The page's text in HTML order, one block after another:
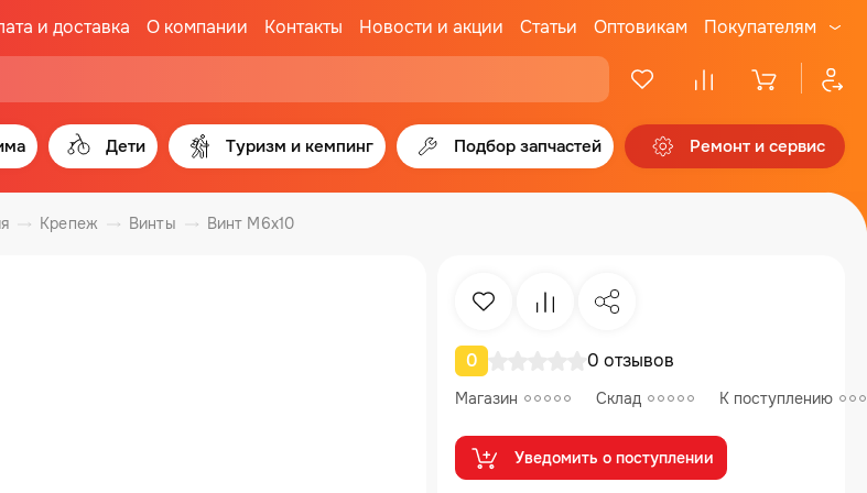
и доставка О компании Контакты Новости и акции Статьи Оптовикам Покупателям
Дети Туризм и кемпинг Подбор запчастей Ремонт и сервис
Крепеж Винты Винт M6x10
ИзбранноеСравнениеПоделиться
0 0 отзывов
Магазин Склад К поступлению
Уведомить о поступлении